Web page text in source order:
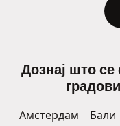
Дознај што
Амстердам Бали